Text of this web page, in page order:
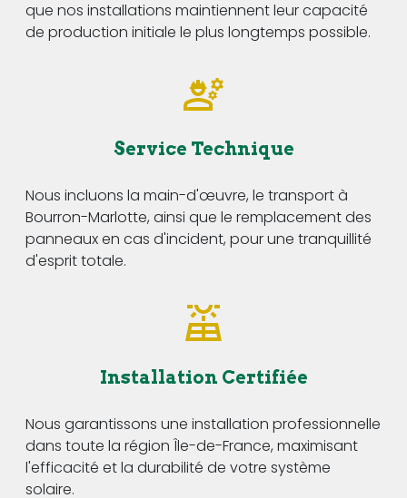
que nos installations maintiennent leur capacité
de production initiale le plus longtemps possible.
Service Technique
Nous incluons la main-d'œuvre, le transport à
Bourron-Marlotte, ainsi que le remplacement des
panneaux en cas d'incident, pour une tranquillité
d'esprit totale.
Installation Certifiée
Nous garantissons une installation professionnelle
dans toute la région Île-de-France, maximisant
l'efficacité et la durabilité de votre système
solaire.